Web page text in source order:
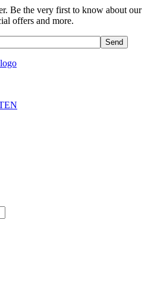
Be the very first to know about our
offers and more.
Send